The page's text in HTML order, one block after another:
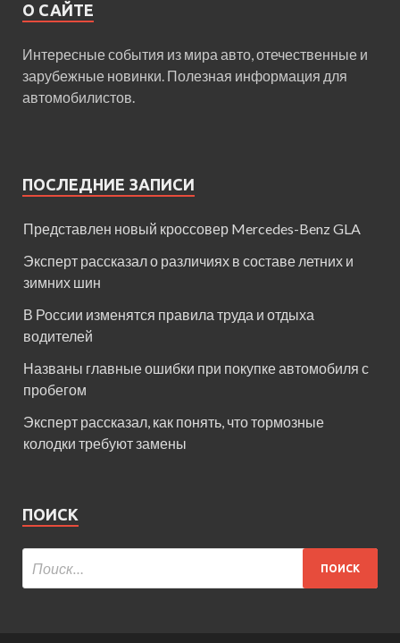
О САЙТЕ
Интересные события из мира авто, отечественные и
зарубежные новинки. Полезная информация для
автомобилистов.
ПОСЛЕДНИЕ ЗАПИСИ
Представлен новый кроссовер Mercedes-Benz GLA
Эксперт рассказал о различиях в составе летних и
зимних шин
В России изменятся правила труда и отдыха
водителей
Названы главные ошибки при покупке автомобиля с
пробегом
Эксперт рассказал, как понять, что тормозные
колодки требуют замены
ПОИСК